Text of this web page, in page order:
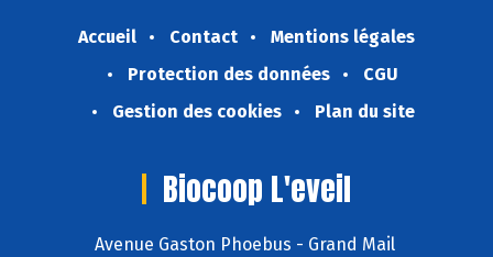
Accueil Contact
Mentions légales
Protection des données
CGU
Gestion des cookies
Plan du site
Biocoop L'eveil
Avenue Gaston Phoebus - Grand Mail